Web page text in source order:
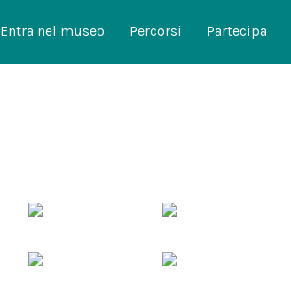
Entra nel museo Percorsi Partecipa